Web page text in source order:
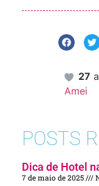
27
Amei
POSTS
Dica de Hotel
7 de maio de 2025